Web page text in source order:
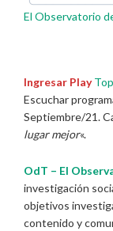
El Observatorio
Ingresar Play
Escuchar
Septiembre/21.
lugar mejor«.
OdT – El
investigación
objetivos
contenido y